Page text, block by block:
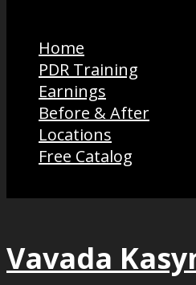
Home
PDR Training
Earnings
Before & After
Locations
Free Catalog
Vavada